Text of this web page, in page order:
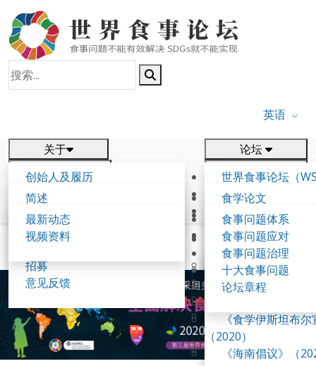
英语
关于
创始人及履历
食学理念与愿景
食学核心概念
食事论坛
食事可持续发展报告
论坛
世界食事论坛（
第五届世界食事论
参与方式
往届论坛
第一届世界食学论
第二届世界食学论
第三届世界食学论
峰会
第四届世界食学论
报告
简述
背景与框架
工作节点及事项
招募
意见反馈
研究
食学论文
出版物
论坛成果
《伊尹倡议》（
《食学带路共识》
《食学伊斯坦布
（2020）
《海南倡议》（
新闻
最新动态
视频资料
相关
食事问题体系
食事问题应对
食事问题治理
十大食事问题
论坛章程
联系我们